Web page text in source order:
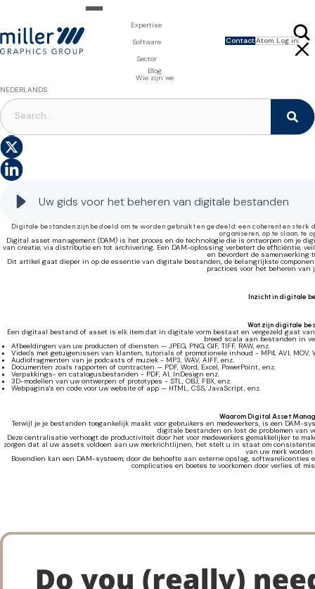
Expertise
Expertise voor merkeigenaars
3D Visualisaties
Software voor verpakkingen
Expertise voor drukkerijen
Software
Digital Asset Management - DAM
Product Information Management - PIM
Template Based Editing - Creator
Digital Publishing - MAG
Sector
Voeding en DrankenBlog
Wie zijn we
ContactAtom Log in
NEDERLANDS
DIGITAL ASSET MANAGEMENT
De gids voor het beheren van uw digitale bestanden
Uw gids voor het beheren van digitale bestanden
Digitale bestanden zijn bedoeld om te worden gebruikt en gedeeld: een coherent en
organiseren, op te slaan, te
Digital asset management (DAM) is het proces en de technologie die is ontworpen om je
van creatie, via distributie en tot archivering. Een DAM-oplossing verbetert de efficiëntie,
en bevordert de samenwerking
Dit artikel gaat dieper in op de essentie van digitale bestanden, de belangrijkste
practices voor het beheren
Inzicht in digitale
Wat zijn digitale
Een digitaal bestand of asset is elk item dat in digitale vorm bestaat en vergezeld gaat
breed scala aan bestanden in
Afbeeldingen van uw producten of diensten — JPEG, PNG, GIF, TIFF, RAW, enz.
Video's met getuigenissen van klanten, tutorials of promotionele inhoud - MP4, AVI, MOV,
Audiofragmenten van je podcasts of muziek - MP3, WAV, AIFF, enz.
Documenten zoals rapporten of contracten — PDF, Word, Excel, PowerPoint, enz.
Verpakkings- en catalogusbestanden - PDF, AI, InDesign enz.
3D-modellen van uw ontwerpen of prototypes - STL, OBJ, FBX, enz.
Webpagina's en code voor uw website of app — HTML, CSS, JavaScript, enz.
Waarom Digital Asset
Terwijl je je bestanden toegankelijk maakt voor gebruikers en medewerkers, is een DAM-
digitale bestanden en lost de problemen van
Deze centralisatie verhoogt de productiviteit door het voor medewerkers gemakkelijker te
zorgen dat al uw assets voldoen aan uw merkrichtlijnen, het stelt u in staat om
van uw merk
Bovendien kan een DAM-systeem, door de behoefte aan externe opslag,
complicaties en boetes te voorkomen door verlies of